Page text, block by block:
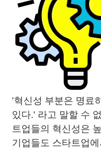
'혁신성 부분은 명료
있다.' 라고 말할 수
트업들의 혁신성은
기업들도 스타트업